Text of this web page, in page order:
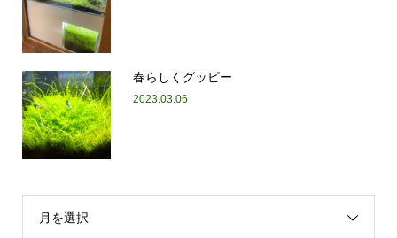
春らしくグッピー
2023.03.06
月を選択